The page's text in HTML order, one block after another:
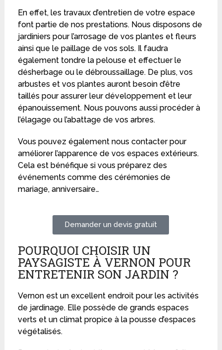
En effet, les travaux d’entretien de votre espace
font partie de nos prestations. Nous disposons de
jardiniers pour l’arrosage de vos plantes et fleurs
ainsi que le paillage de vos sols. Il faudra
également tondre la pelouse et effectuer le
désherbage ou le débroussaillage. De plus, vos
arbustes et vos plantes auront besoin d’être
taillés pour assurer leur développement et leur
épanouissement. Nous pouvons aussi procéder à
l’élagage ou l’abattage de vos arbres.
Vous pouvez également nous contacter pour
améliorer l’apparence de vos espaces extérieurs.
Cela est bénéfique si vous préparez des
événements comme des cérémonies de
mariage, anniversaire…
Demander un devis gratuit
POURQUOI CHOISIR UN
PAYSAGISTE À VERNON POUR
ENTRETENIR SON JARDIN ?
Vernon est un excellent endroit pour les activités
de jardinage. Elle possède de grands espaces
verts et un climat propice à la pousse d’espaces
végétalisés.